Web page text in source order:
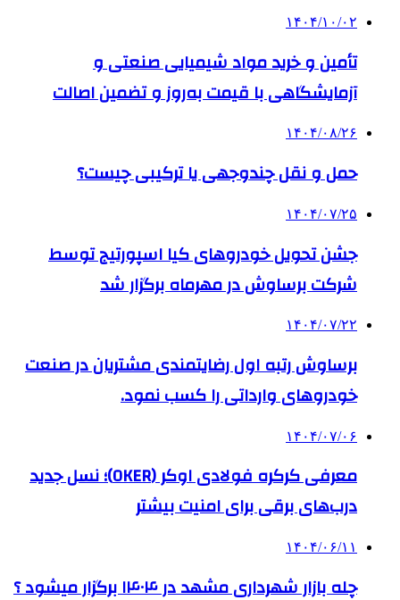
۱۴۰۴/۱۰/۰۲
تأمین و خرید مواد شیمیایی صنعتی و
آزمایشگاهی با قیمت به‌روز و تضمین اصالت
۱۴۰۴/۰۸/۲۶
حمل و نقل چندوجهی یا ترکیبی چیست؟
۱۴۰۴/۰۷/۲۵
جشن تحویل خودروهای کیا اسپورتیج توسط
شرکت برساوش در مهرماه برگزار شد
۱۴۰۴/۰۷/۲۲
برساوش رتبه اول رضایتمندی مشتریان در صنعت
خودروهای وارداتی را کسب نمود.
۱۴۰۴/۰۷/۰۶
معرفی کرکره فولادی اوکر (OKER)؛ نسل جدید
درب‌های برقی برای امنیت بیشتر
۱۴۰۴/۰۶/۱۱
چله بازار شهرداری مشهد در ۱۴۰۴ برگزار میشود ؟